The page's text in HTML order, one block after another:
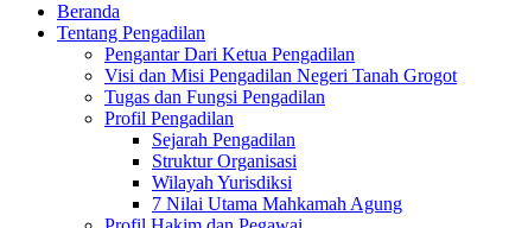
Beranda
Tentang Pengadilan
Pengantar Dari Ketua Pengadilan
Visi dan Misi Pengadilan Negeri Tanah Grogot
Tugas dan Fungsi Pengadilan
Profil Pengadilan
Sejarah Pengadilan
Struktur Organisasi
Wilayah Yurisdiksi
7 Nilai Utama Mahkamah Agung